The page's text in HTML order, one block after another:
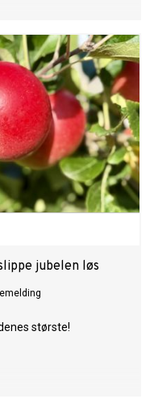
jubelen løs
største!